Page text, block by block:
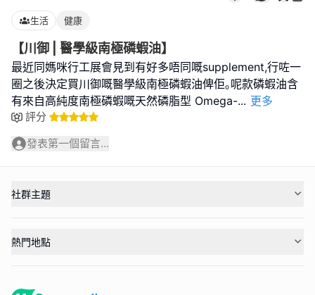
生活 健康
【川御 | 醫學級南極磷蝦油】
最近同媽咪行工展會見到有好多唔同嘅supplement,行咗一
圈之後決定買川御嘅醫學級南極磷蝦油俾佢｡呢款磷蝦油含
有來自高純度南極磷蝦嘅天然磷脂型 Omega-... 更多
評分
發表第一個留言...
社群主題
熱門地點